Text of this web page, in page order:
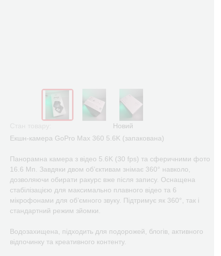
Новий
Екшн-камера GoPro Max 360 5.6K (запакована)
Панорамна камера з відео 5.6K (30 fps) та сферичними фото
16.6 Мп. Завдяки двом об’єктивам знімає 360° навколо,
дозволяючи обирати ракурс вже після запису. Оснащена
стабілізацією для максимально плавного відео та 6
мікрофонами для об’ємного звуку. Підтримує як 360°, так і
стандартний режим зйомки.
Водозахищена, підходить для подорожей, блогів, активного
відпочинку та креативного контенту.